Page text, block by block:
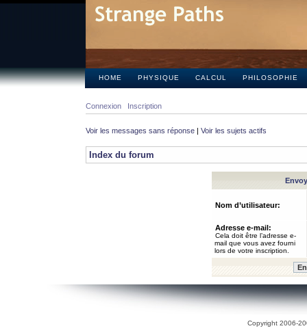
HOME PHYSIQUE CALCUL PHILOSOPHIE
Connexion Inscription
Voir les messages sans réponse | Voir les sujets actifs
Index du forum
Nom d’utilisateur:
Adresse e-mail:
Cela doit être l’adresse e-
mail que vous avez fourni
lors de votre inscription.
Copyright 2006-